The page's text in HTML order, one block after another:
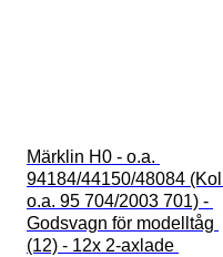
Märklin H0 - o.a.
94184/44150/48084 (Koll
o.a. 95 704/2003 701) -
Godsvagn för modelltåg
(12) - 12x 2-axlade